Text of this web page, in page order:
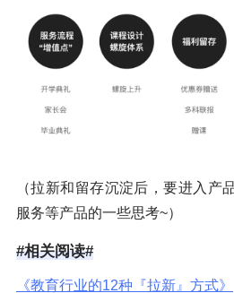
（拉新和留存沉淀后，要进入产
服务等产品的一些思考~）
#相关阅读#
《教育行业的12种『拉新』方式》